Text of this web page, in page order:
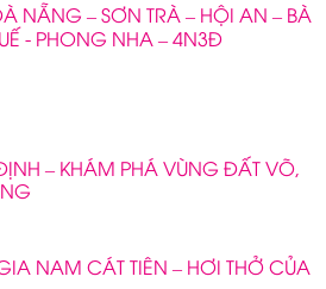
₫.là:
8,490,000 ₫.
NẴNG – SƠN TRÀ – HỘI AN – BÀ
- PHONG NHA – 4N3Đ
– KHÁM PHÁ VÙNG ĐẤT VÕ,
NAM CÁT TIÊN – HƠI THỞ CỦA